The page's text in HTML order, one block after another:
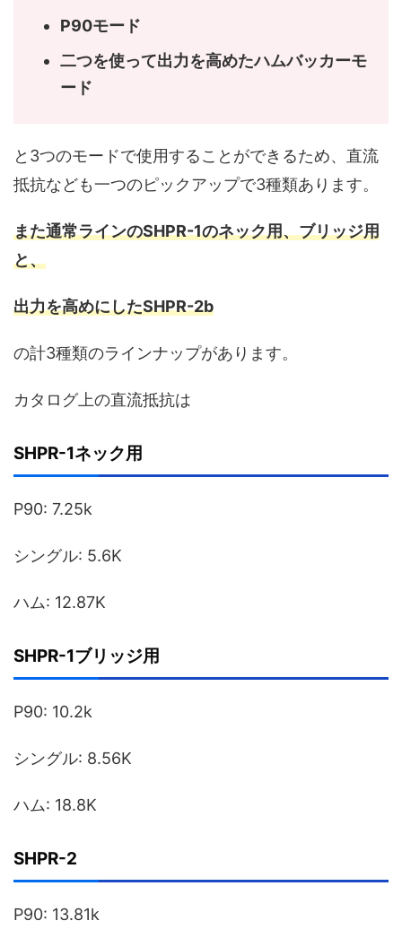
P90モード
二つを使って出力を高めたハムバッカーモ
ード
と3つのモードで使用することができるため、直流
抵抗なども一つのピックアップで3種類あります。
また通常ラインのSHPR-1のネック用、ブリッジ用
と、
出力を高めにしたSHPR-2b
の計3種類のラインナップがあります。
カタログ上の直流抵抗は
SHPR-1ネック用
P90: 7.25k
シングル: 5.6K
ハム: 12.87K
SHPR-1ブリッジ用
P90: 10.2k
シングル: 8.56K
ハム: 18.8K
SHPR-2
P90: 13.81k